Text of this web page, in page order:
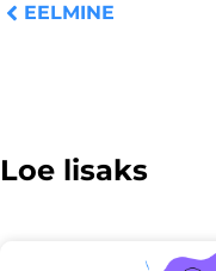
EELMINE
Loe lisaks